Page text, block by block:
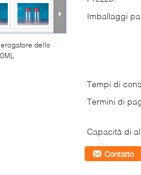
dello
Imballaggi
Tempi di
Termini di
Capacità di
Contatto